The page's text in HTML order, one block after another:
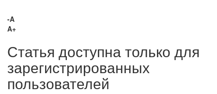
-A
A+
Статья доступна только для
зарегистрированных
пользователей